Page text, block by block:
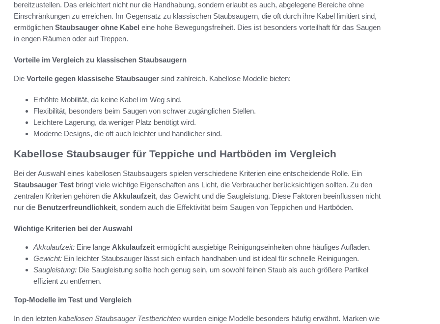
bereitzustellen. Das erleichtert nicht nur die Handhabung, sondern erlaubt es auch, abgelegene Bereiche ohne
Einschränkungen zu erreichen. Im Gegensatz zu klassischen Staubsaugern, die oft durch ihre Kabel limitiert sind,
ermöglichen Staubsauger ohne Kabel eine hohe Bewegungsfreiheit. Dies ist besonders vorteilhaft für das Saugen
in engen Räumen oder auf Treppen.
Vorteile im Vergleich zu klassischen Staubsaugern
Die Vorteile gegen klassische Staubsauger sind zahlreich. Kabellose Modelle bieten:
Erhöhte Mobilität, da keine Kabel im Weg sind.
Flexibilität, besonders beim Saugen von schwer zugänglichen Stellen.
Leichtere Lagerung, da weniger Platz benötigt wird.
Moderne Designs, die oft auch leichter und handlicher sind.
Kabellose Staubsauger für Teppiche und Hartböden im Vergleich
Bei der Auswahl eines kabellosen Staubsaugers spielen verschiedene Kriterien eine entscheidende Rolle. Ein
Staubsauger Test bringt viele wichtige Eigenschaften ans Licht, die Verbraucher berücksichtigen sollten. Zu den
zentralen Kriterien gehören die Akkulaufzeit, das Gewicht und die Saugleistung. Diese Faktoren beeinflussen nicht
nur die Benutzerfreundlichkeit, sondern auch die Effektivität beim Saugen von Teppichen und Hartböden.
Wichtige Kriterien bei der Auswahl
Akkulaufzeit: Eine lange Akkulaufzeit ermöglicht ausgiebige Reinigungseinheiten ohne häufiges Aufladen.
Gewicht: Ein leichter Staubsauger lässt sich einfach handhaben und ist ideal für schnelle Reinigungen.
Saugleistung: Die Saugleistung sollte hoch genug sein, um sowohl feinen Staub als auch größere Partikel
effizient zu entfernen.
Top-Modelle im Test und Vergleich
In den letzten kabellosen Staubsauger Testberichten wurden einige Modelle besonders häufig erwähnt. Marken wie